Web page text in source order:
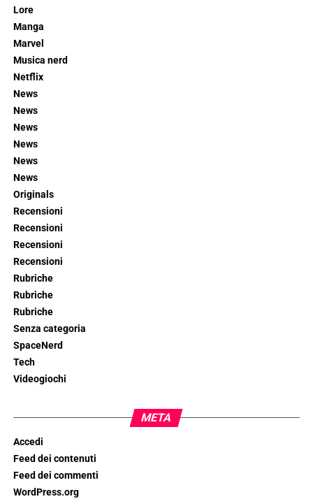
Lore
Manga
Marvel
Musica nerd
Netflix
News
News
News
News
News
News
Originals
Recensioni
Recensioni
Recensioni
Recensioni
Rubriche
Rubriche
Rubriche
Senza categoria
SpaceNerd
Tech
Videogiochi
META
Accedi
Feed dei contenuti
Feed dei commenti
WordPress.org